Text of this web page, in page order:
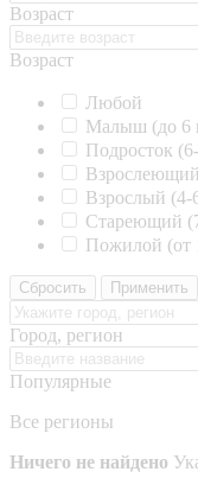
Возраст
Возраст
Любой
Малыш (до 6
Подросток
Взрослый (4-
Стареющий
Пожилой (от
Сбросить Применить
Город, регион
Популярные
Все регионы
Ничего не найдено